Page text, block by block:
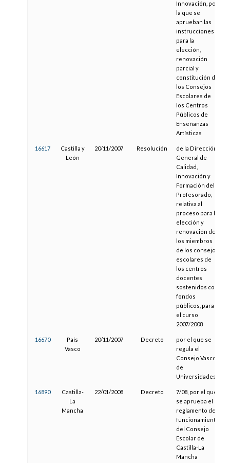
Innovación, por
la que se
aprueban las
instrucciones
para la
elección,
renovación
parcial y
constitución de
los Consejos
Escolares de
los Centros
Públicos de
Enseñanzas
Artísticas
16617
Castilla y
León
20/11/2007 Resolución
de la Dirección
General de
Calidad,
Innovación y
Formación del
Profesorado,
relativa al
proceso para la
elección y
renovación de
los miembros
de los consejos
escolares de
los centros
docentes
sostenidos con
fondos
públicos, para
el curso
2007/2008
16670
País
Vasco
20/11/2007 Decreto
por el que se
regula el
Consejo Vasco
de
Universidades
16890
Castilla-
La
Mancha
22/01/2008 Decreto
7/08, por el que
se aprueba el
reglamento de
funcionamiento
del Consejo
Escolar de
Castilla-La
Mancha